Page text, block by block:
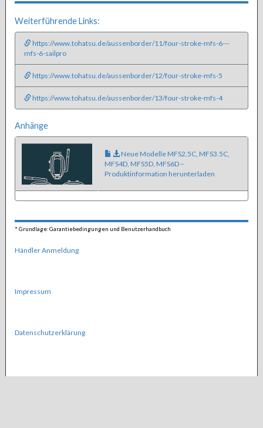
Weiterführende Links:
https://www.tohatsu.de/aussenborder/11/four-stroke-mfs-6---
mfs-6-sailpro
https://www.tohatsu.de/aussenborder/12/four-stroke-mfs-5
https://www.tohatsu.de/aussenborder/13/four-stroke-mfs-4
Anhänge
Neue Modelle MFS2.5C, MFS3.5C,
MFS4D, MFS5D, MFS6D –
Produktinformation herunterladen
* Grundlage: Garantiebedingungen und Benutzerhandbuch
Händler Anmeldung
Impressum
Datenschutzerklärung